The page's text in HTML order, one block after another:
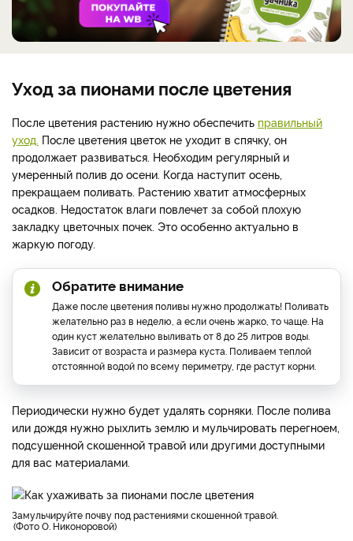
Уход за пионами после цветения
После цветения растению нужно обеспечить правильный
уход. После цветения цветок не уходит в спячку, он
продолжает развиваться. Необходим регулярный и
умеренный полив до осени. Когда наступит осень,
прекращаем поливать. Растению хватит атмосферных
осадков. Недостаток влаги повлечет за собой плохую
закладку цветочных почек. Это особенно актуально в
жаркую погоду.
Обратите внимание
Даже после цветения поливы нужно продолжать! Поливать
желательно раз в неделю, а если очень жарко, то чаще. На
один куст желательно выливать от 8 до 25 литров воды.
Зависит от возраста и размера куста. Поливаем теплой
отстоянной водой по всему периметру, где растут корни.
Периодически нужно будет удалять сорняки. После полива
или дождя нужно рыхлить землю и мульчировать перегноем,
подсушенной скошенной травой или другими доступными
для вас материалами.
Замульчируйте почву под растениями скошенной травой.
Фото О. Никоноровой